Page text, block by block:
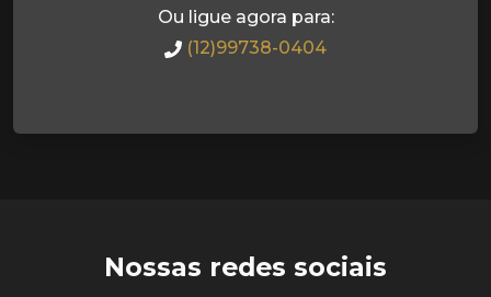
Ou ligue agora para:
(12)99738-0404
Nossas redes sociais